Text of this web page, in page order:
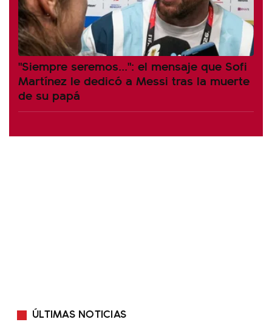
"Siempre seremos...": el mensaje que Sofi
Martínez le dedicó a Messi tras la muerte
de su papá
ÚLTIMAS NOTICIAS